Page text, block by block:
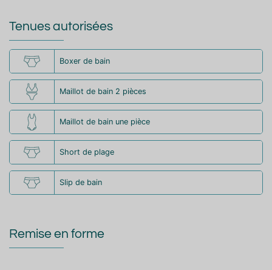
Tenues autorisées
Boxer de bain
Maillot de bain 2 pièces
Maillot de bain une pièce
Short de plage
Slip de bain
Remise en forme